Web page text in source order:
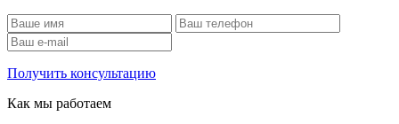
Получить консультацию
Как мы работаем